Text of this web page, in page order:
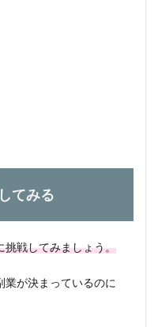
てみる
挑戦してみましょう。
が決まっているのに